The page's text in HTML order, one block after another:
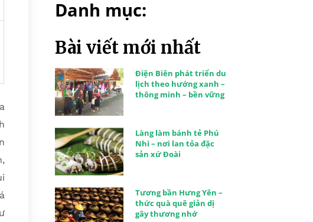
Danh mục:
Bài viết mới nhất
Điện Biên phát triển du
lịch theo hướng xanh –
thông minh – bền vững
Làng làm bánh tẻ Phú
Nhi – nơi lan tỏa đặc
sản xứ Đoài
Tương bần Hưng Yên –
thức quà quê giản dị
gây thương nhớ